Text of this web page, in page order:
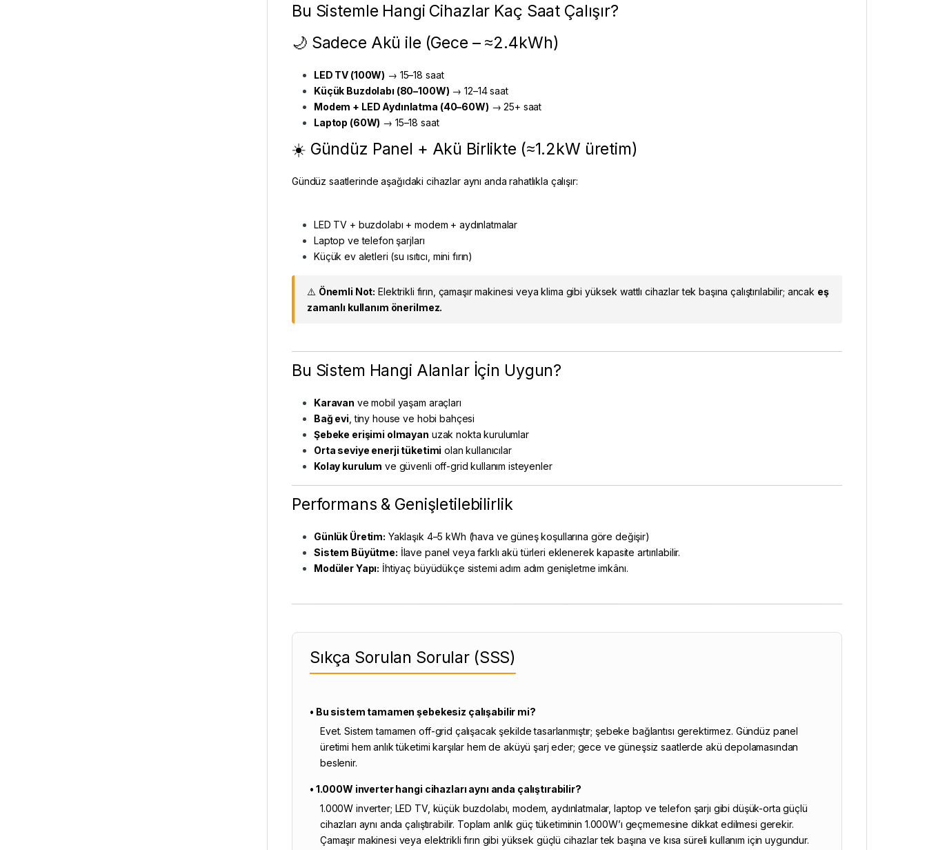
Bu Sistemle Hangi Cihazlar Kaç Saat Çalışır?
🌙 Sadece Akü ile (Gece – ≈2.4kWh)
LED TV (100W) → 15–18 saat
Küçük Buzdolabı (80–100W) → 12–14 saat
Modem + LED Aydınlatma (40–60W) → 25+ saat
Laptop (60W) → 15–18 saat
☀️ Gündüz Panel + Akü Birlikte (≈1.2kW üretim)
Gündüz saatlerinde aşağıdaki cihazlar aynı anda rahatlıkla çalışır:
LED TV + buzdolabı + modem + aydınlatmalar
Laptop ve telefon şarjları
Küçük ev aletleri (su ısıtıcı, mini fırın)
⚠️ Önemli Not: Elektrikli fırın, çamaşır makinesi veya klima gibi yüksek wattlı cihazlar tek başına çalıştırılabilir; ancak eş
zamanlı kullanım önerilmez.
Bu Sistem Hangi Alanlar İçin Uygun?
Karavan ve mobil yaşam araçları
Bağ evi , tiny house ve hobi bahçesi
Şebeke erişimi olmayan uzak nokta kurulumlar
Orta seviye enerji tüketimi olan kullanıcılar
Kolay kurulum ve güvenli off-grid kullanım isteyenler
Performans & Genişletilebilirlik
Günlük Üretim: Yaklaşık 4–5 kWh (hava ve güneş koşullarına göre değişir)
Sistem Büyütme: İlave panel veya farklı akü türleri eklenerek kapasite artırılabilir.
Modüler Yapı: İhtiyaç büyüdükçe sistemi adım adım genişletme imkânı.
Sıkça Sorulan Sorular (SSS)
• Bu sistem tamamen şebekesiz çalışabilir mi?
Evet. Sistem tamamen off-grid çalışacak şekilde tasarlanmıştır; şebeke bağlantısı gerektirmez. Gündüz panel
üretimi hem anlık tüketimi karşılar hem de aküyü şarj eder; gece ve güneşsiz saatlerde akü depolamasından
beslenir.
• 1.000W inverter hangi cihazları aynı anda çalıştırabilir?
1.000W inverter; LED TV, küçük buzdolabı, modem, aydınlatmalar, laptop ve telefon şarjı gibi düşük-orta güçlü
cihazları aynı anda çalıştırabilir. Toplam anlık güç tüketiminin 1.000W’ı geçmemesine dikkat edilmesi gerekir.
Çamaşır makinesi veya elektrikli fırın gibi yüksek güçlü cihazlar tek başına ve kısa süreli kullanım için uygundur.